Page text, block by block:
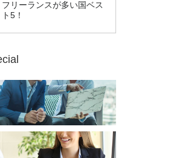
フリーランスが多い国ベス
ト5！